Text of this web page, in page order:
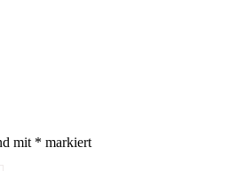
mit * markiert